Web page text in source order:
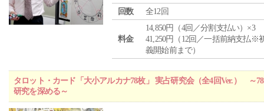
回数
全12回
料金
14,850円（4回／分割支払い）×3
41,250円（12回／一括前納支払※
義開始前まで）
タロット・カード「大小アルカナ78枚」 実占研究会（全4回Ver.） ～
研究を深める～